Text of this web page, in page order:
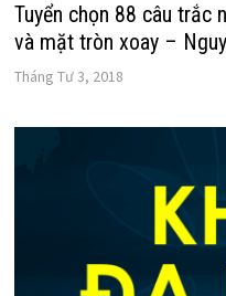
Tuyển chọn 88 câu trắc
và mặt tròn xoay –
Tháng Tư 3, 2018